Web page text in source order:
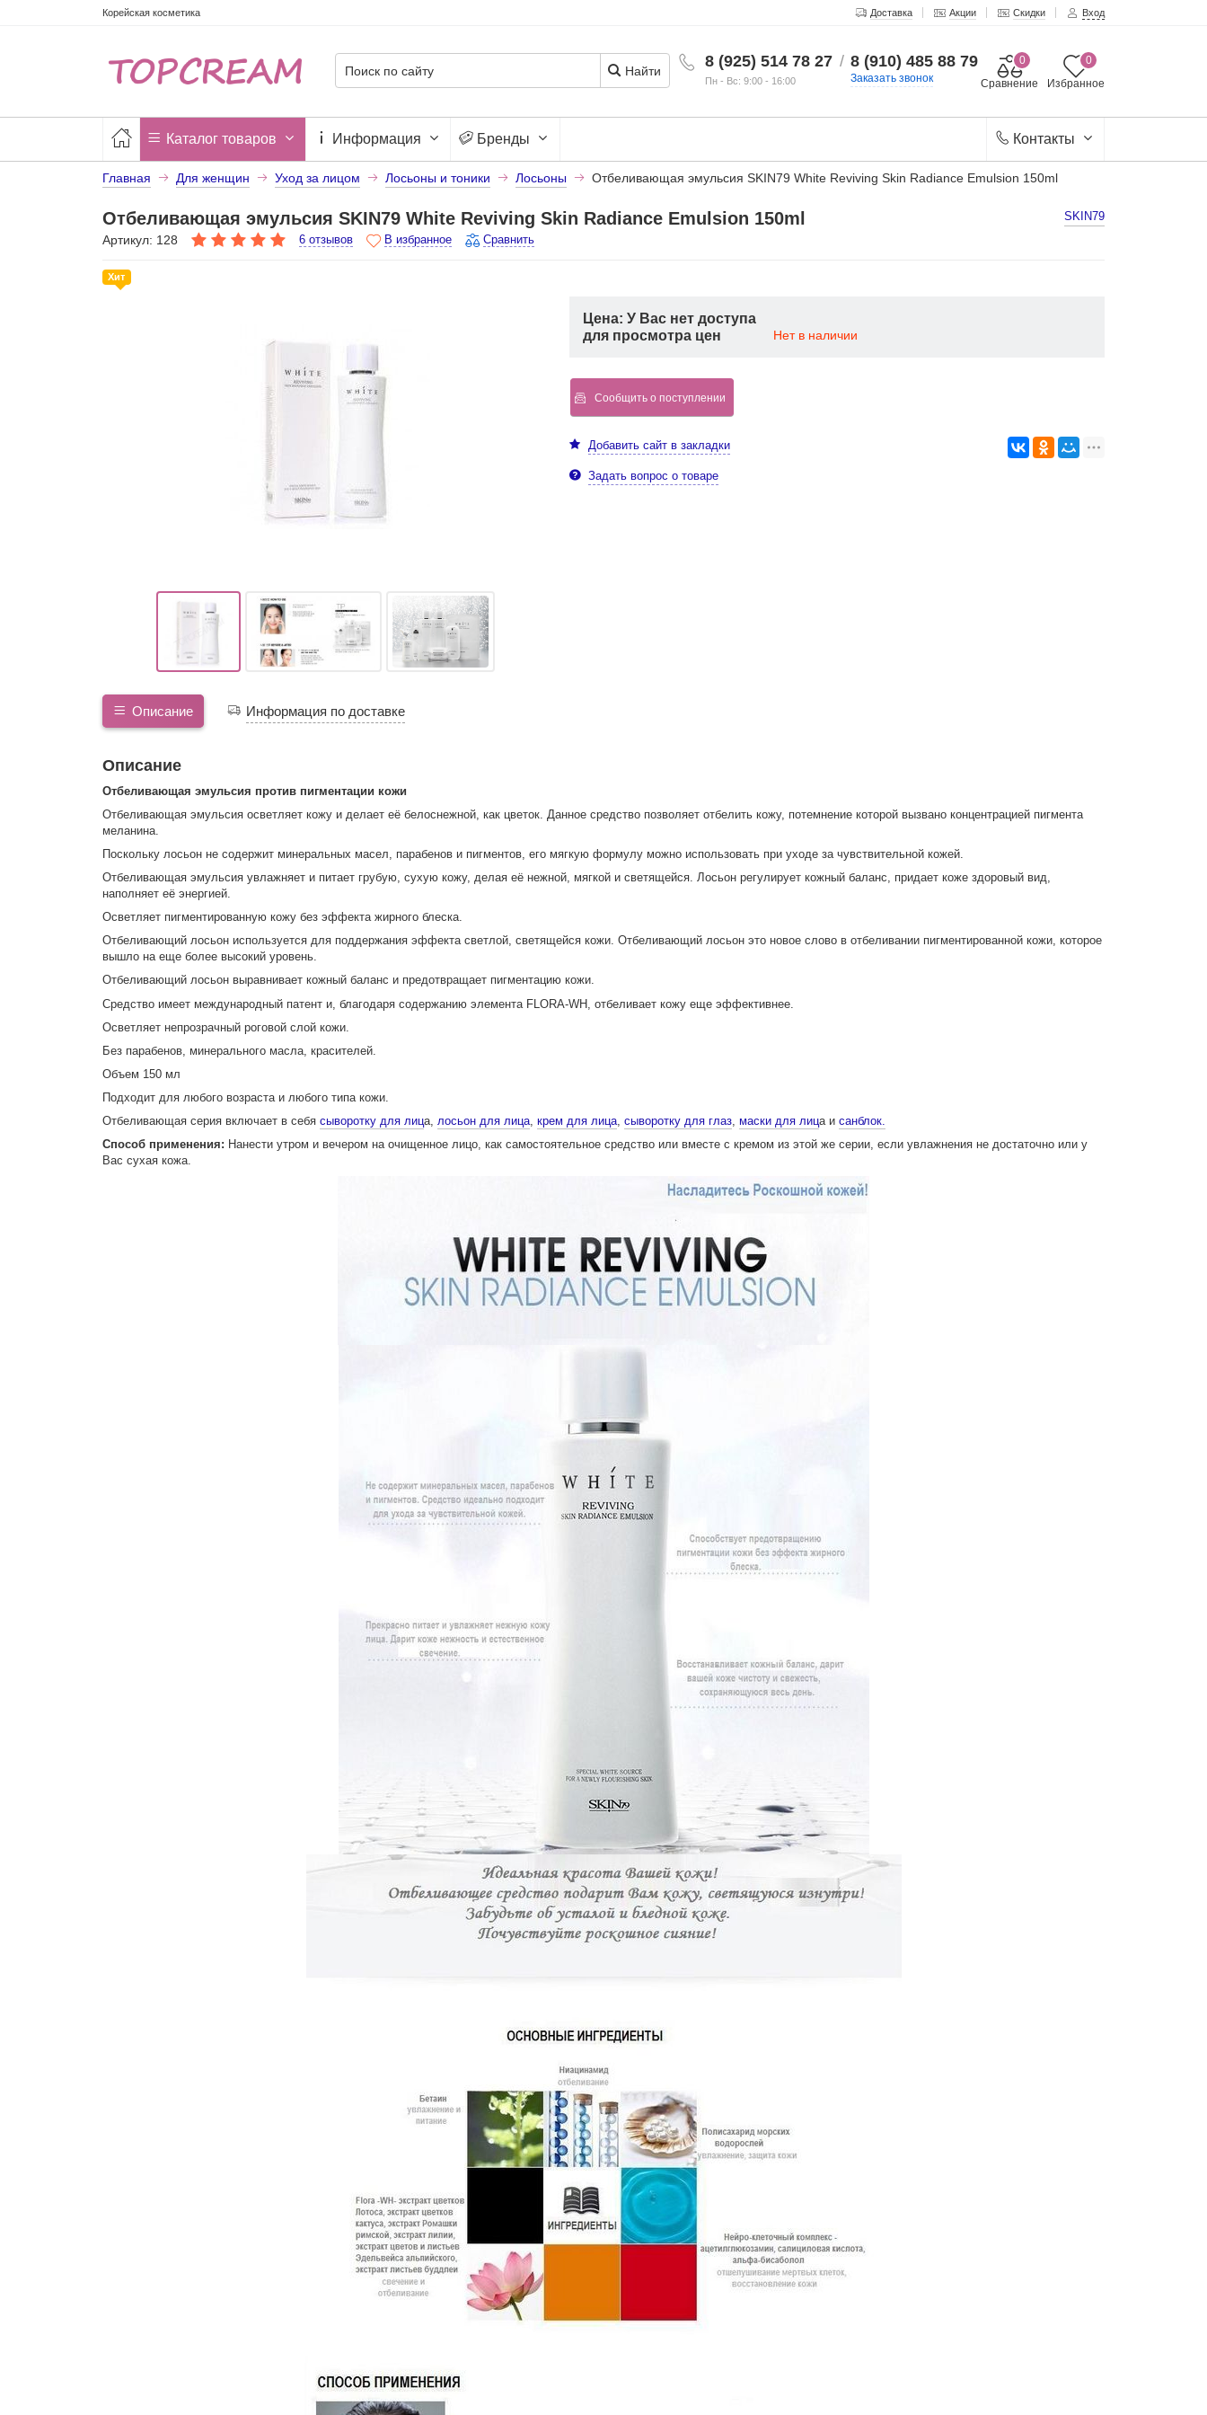
Корейская косметика Доставка Акции Скидки Вход
8 (925) 514 78 27
Пн - Вс: 9:00 - 16:00
/ 8 (910) 485 88 79
Заказать звонок Избранное
0
Сравнение
0
Найти
Каталог товаров Информация Бренды Контакты
Главная Для женщин Уход за лицом Лосьоны и тоники Лосьоны Отбеливающая эмульсия SKIN79 White Reviving Skin Radiance Emulsion 150ml
Отбеливающая эмульсия SKIN79 White Reviving Skin Radiance Emulsion 150ml
Артикул: 128 6 отзывов В избранное Сравнить
SKIN79
Цена: У Вас нет доступа
для просмотра цен
Нет в наличии
Сообщить о поступлении
Добавить сайт в закладки
Задать вопрос о товаре
Хит
Описание Информация по доставке
Описание
Отбеливающая эмульсия против пигментации кожи
Отбеливающая эмульсия осветляет кожу и делает её белоснежной, как цветок. Данное средство позволяет отбелить кожу, потемнение которой вызвано концентрацией пигмента
меланина.
Поскольку лосьон не содержит минеральных масел, парабенов и пигментов, его мягкую формулу можно использовать при уходе за чувствительной кожей.
Отбеливающая эмульсия увлажняет и питает грубую, сухую кожу, делая её нежной, мягкой и светящейся. Лосьон регулирует кожный баланс, придает коже здоровый вид,
наполняет её энергией.
Осветляет пигментированную кожу без эффекта жирного блеска.
Отбеливающий лосьон используется для поддержания эффекта светлой, светящейся кожи. Отбеливающий лосьон это новое слово в отбеливании пигментированной кожи, которое
вышло на еще более высокий уровень.
Отбеливающий лосьон выравнивает кожный баланс и предотвращает пигментацию кожи.
Средство имеет международный патент и, благодаря содержанию элемента FLORA-WH, отбеливает кожу еще эффективнее.
Осветляет непрозрачный роговой слой кожи.
Без парабенов, минерального масла, красителей.
Объем 150 мл
Подходит для любого возраста и любого типа кожи.
Отбеливающая серия включает в себя сыворотку для лица, лосьон для лица, крем для лица, сыворотку для глаз, маски для лица и санблок.
Способ применения: Нанести утром и вечером на очищенное лицо, как самостоятельное средство или вместе с кремом из этой же серии, если увлажнения не достаточно или у
Вас сухая кожа.